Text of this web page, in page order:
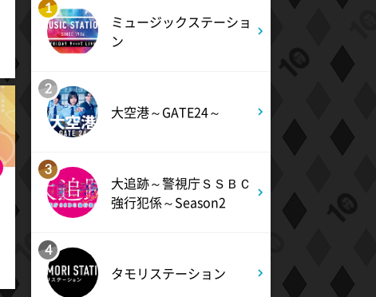
深夜 1:30
深夜 2:00
った次期公爵様がなぜか溺愛し
てきます #6
花織さんは転生しても喧嘩がし
たい【ANiMAZiNG!!!】 #5
1
ミュージックステーショ
ン
2
大空港～GATE24～
3
大追跡～警視庁ＳＳＢＣ
強行犯係～Season2
4
タモリステーション